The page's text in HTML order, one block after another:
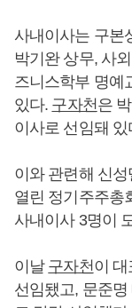
사내이사는 구본
박기완 상무, 사
즈니스학부 명예
있다. 구자천은
이사로 선임돼 있
이와 관련해 신
열린 정기주주총
사내이사 3명이
이날 구자천이
선임됐고, 문준